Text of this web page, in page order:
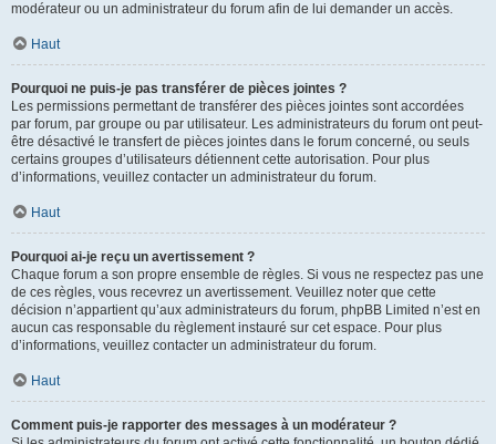
modérateur ou un administrateur du forum afin de lui demander un accès.
Haut
Pourquoi ne puis-je pas transférer de pièces jointes ?
Les permissions permettant de transférer des pièces jointes sont accordées
par forum, par groupe ou par utilisateur. Les administrateurs du forum ont peut-
être désactivé le transfert de pièces jointes dans le forum concerné, ou seuls
certains groupes d’utilisateurs détiennent cette autorisation. Pour plus
d’informations, veuillez contacter un administrateur du forum.
Haut
Pourquoi ai-je reçu un avertissement ?
Chaque forum a son propre ensemble de règles. Si vous ne respectez pas une
de ces règles, vous recevrez un avertissement. Veuillez noter que cette
décision n’appartient qu’aux administrateurs du forum, phpBB Limited n’est en
aucun cas responsable du règlement instauré sur cet espace. Pour plus
d’informations, veuillez contacter un administrateur du forum.
Haut
Comment puis-je rapporter des messages à un modérateur ?